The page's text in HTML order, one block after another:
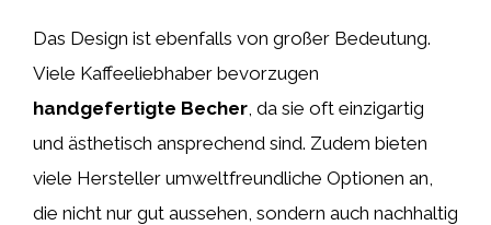
Das Design ist ebenfalls von großer Bedeutung.
Viele Kaffeeliebhaber bevorzugen
handgefertigte Becher, da sie oft einzigartig
und ästhetisch ansprechend sind. Zudem bieten
viele Hersteller umweltfreundliche Optionen an,
die nicht nur gut aussehen, sondern auch nachhaltig